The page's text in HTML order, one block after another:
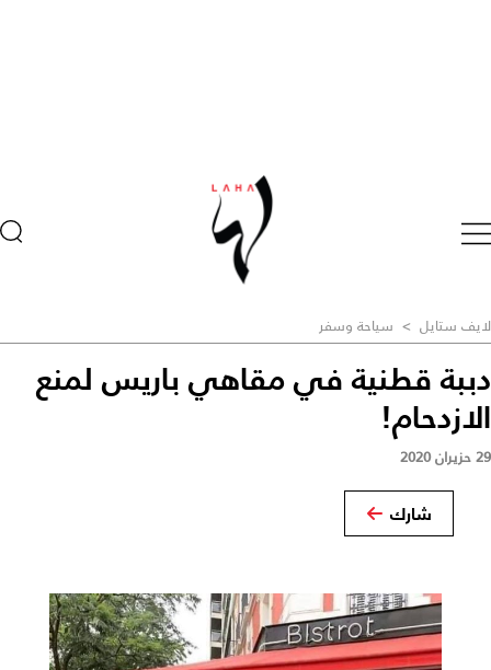
لايف ستايل > سياحة وسفر
دببة قطنية في مقاهي باريس لمنع
الازدحام!
29 حزيران 2020
شارك